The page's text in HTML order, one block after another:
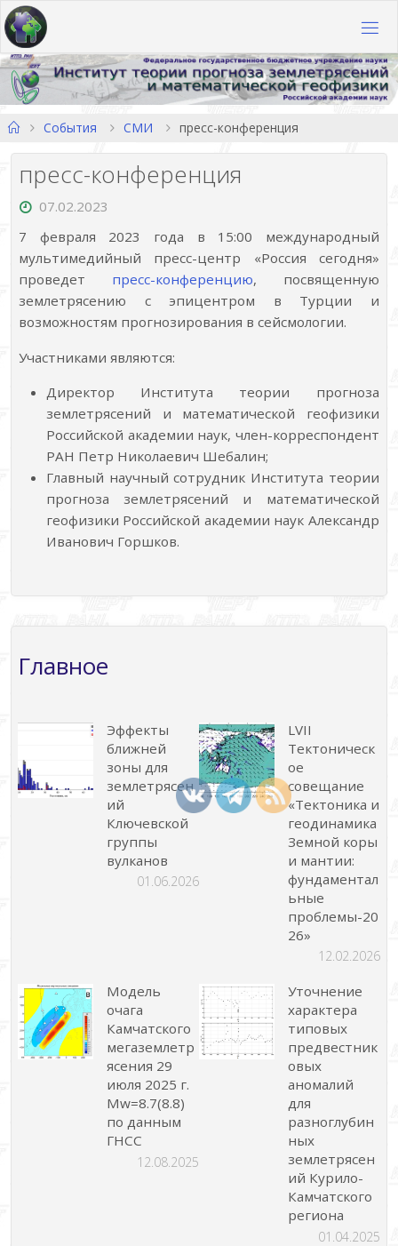
Перейти
к
содержимому
ГлавнаяСобытия СМИ пресс-конференция
пресс-конференция
07.02.2023
7 февраля 2023 года в 15:00 международный
мультимедийный пресс-центр «Россия сегодня»
проведет пресс-конференцию, посвященную
землетрясению с эпицентром в Турции и
возможностям прогнозирования в сейсмологии.
Участниками являются:
Директор Института теории прогноза
землетрясений и математической геофизики
Российской академии наук, член-корреспондент
РАН Петр Николаевич Шебалин;
Главный научный сотрудник Института теории
прогноза землетрясений и математической
геофизики Российской академии наук Александр
Иванович Горшков.
Главное
Эффекты
ближней
зоны для
землетрясен
ий
Ключевской
группы
вулканов
01.06.2026
LVII
Тектоническ
ое
совещание
«Тектоника и
геодинамика
Земной коры
и мантии:
фундаментал
ьные
проблемы-20
26»
12.02.2026
Модель
очага
Камчатского
мегаземлетр
ясения 29
июля 2025 г.
Mw=8.7(8.8)
по данным
ГНСС
12.08.2025
Уточнение
характера
типовых
предвестник
овых
аномалий
для
разноглубин
ных
землетрясен
ий Курило-
Камчатского
региона
01.04.2025